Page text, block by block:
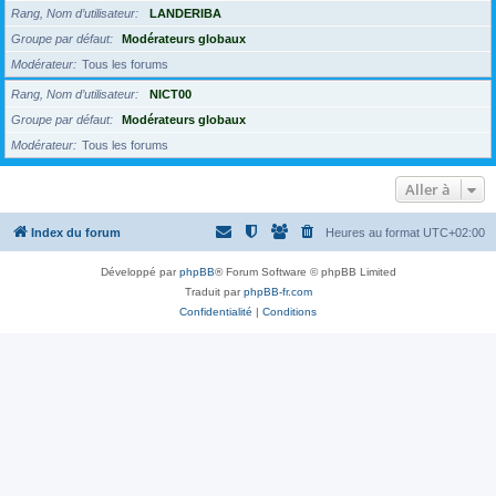
Rang, Nom d’utilisateur
LANDERIBA
Groupe par défaut
Modérateurs globaux
Modérateur
Tous les forums
Rang, Nom d’utilisateur
NICT00
Groupe par défaut
Modérateurs globaux
Modérateur
Tous les forums
Aller à
Index du forum Heures au format UTC+02:00
Développé parphpBB® Forum Software © phpBB Limited
Traduit parphpBB-fr.com
Confidentialité | Conditions